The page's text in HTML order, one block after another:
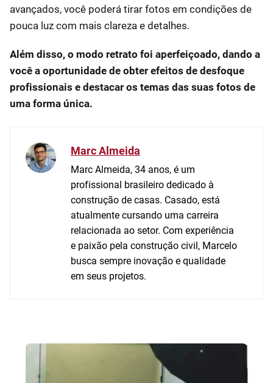
avançados, você poderá tirar fotos em condições de
pouca luz com mais clareza e detalhes.
Além disso, o modo retrato foi aperfeiçoado, dando a
você a oportunidade de obter efeitos de desfoque
profissionais e destacar os temas das suas fotos de
uma forma única.
Marc Almeida
Marc Almeida, 34 anos, é um
profissional brasileiro dedicado à
construção de casas. Casado, está
atualmente cursando uma carreira
relacionada ao setor. Com experiência
e paixão pela construção civil, Marcelo
busca sempre inovação e qualidade
em seus projetos.